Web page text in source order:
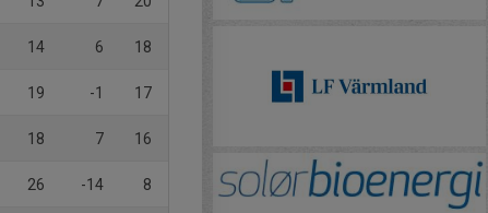
14 6 18
19 -1 17
18 7 16
26 -14 8